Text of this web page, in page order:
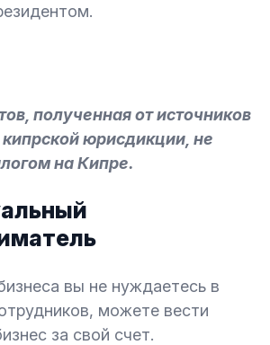
полученная от источников
юрисдикции, не
на Кипре.
вы не нуждаетесь в
можете вести
за свой счет.